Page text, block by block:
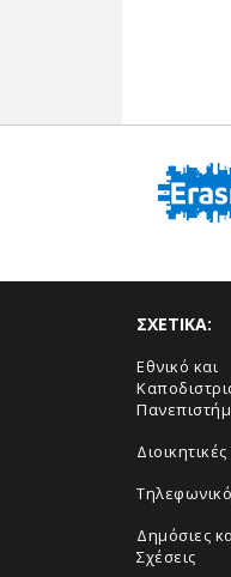
ΣΧΕΤΙΚΑ:
Εθνικό και
Δημόσιες
Σχέσεις